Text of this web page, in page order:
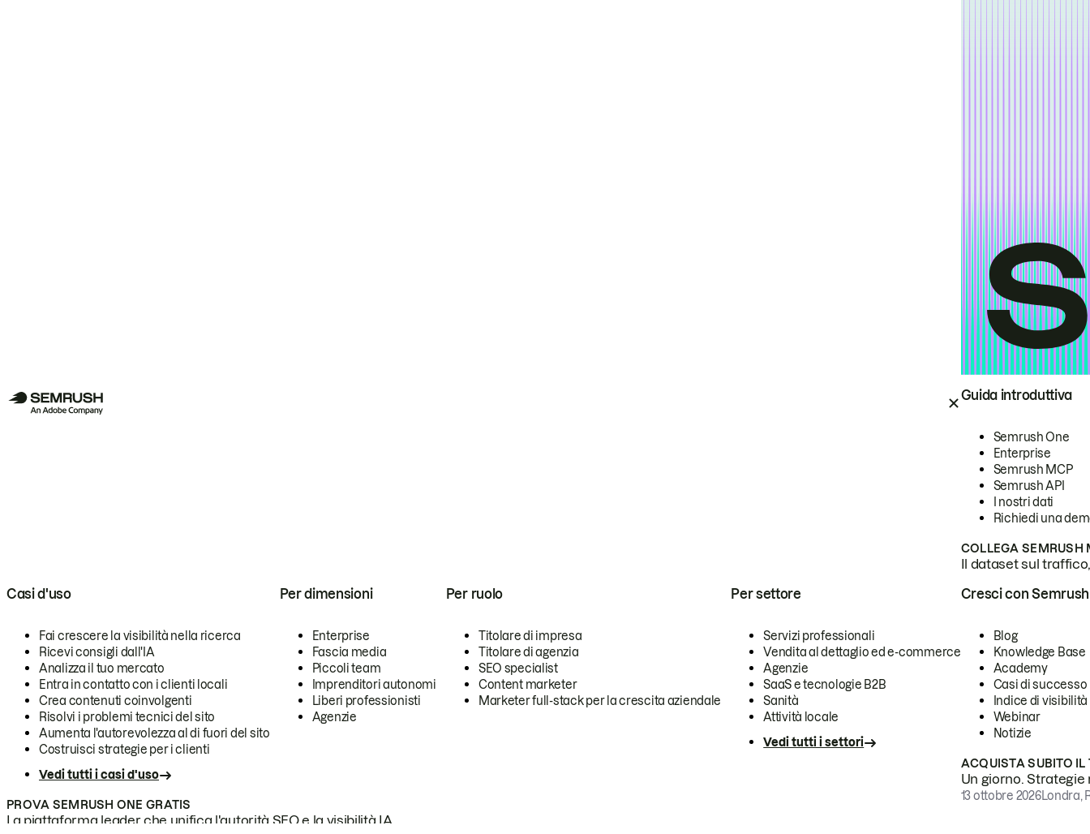
Guida introduttiva
Semrush One
Enterprise
Semrush MCP
Semrush API
I nostri dati
Richiedi una
COLLEGA SEMRUSH
Il dataset sul
Casi d'uso
Fai crescere la visibilità nella ricerca
Ricevi consigli dall'IA
Analizza il tuo mercato
Entra in contatto con i clienti locali
Crea contenuti coinvolgenti
Risolvi i problemi tecnici del sito
Aumenta l'autorevolezza al di fuori del sito
Costruisci strategie per i clienti
Vedi tutti i casi d'uso
Per dimensioni
Enterprise
Fascia media
Piccoli team
Imprenditori autonomi
Liberi professionisti
Agenzie
Per ruolo
Titolare di impresa
Titolare di agenzia
SEO specialist
Content marketer
Marketer full-stack per la crescita aziendale
Per settore
Servizi professionali
Vendita al dettaglio ed e-commerce
Agenzie
SaaS e tecnologie B2B
Sanità
Attività locale
Vedi tutti i settori
PROVA SEMRUSH ONE GRATIS
La piattaforma leader che unifica l'autorità SEO e la visibilità IA.
Cresci con Semrush
Blog
Knowledge Base
Academy
Casi di successo
Indice di visibilità
Webinar
Notizie
ACQUISTA SUBITO IL
Un giorno.
13 ottobre 2026Londra,